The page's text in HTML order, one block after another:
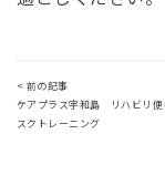
< 前の記事
ケアプラス宇和島 リハビリ
スクトレーニング